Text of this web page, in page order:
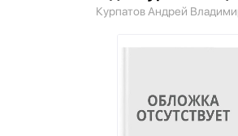
Курпатов Андрей